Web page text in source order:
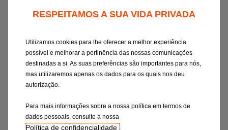
Ao selecionar um destes canais, aceito o
descrito naDeclaração de Consentimento
Tenho o direito de retirar o meu
consentimento em qualquer altura
(contacto:privacy-rights@eurorepar.com
A anulação do consentimento não deverá
base no consentimento anterior à sua
anulação.
RESPEITAMOS A SUA VIDA PRIVADA
Utilizamos cookies para lhe oferecer a melhor experiência
possível e melhorar a pertinência das nossas comunicações
destinadas a si. As suas preferências são importantes para nós,
mas utilizaremos apenas os dados para os quais nos deu
autorização.
Para mais informações sobre a nossa política em termos de
dados pessoais, consulte a nossa
Política de confidencialidade .